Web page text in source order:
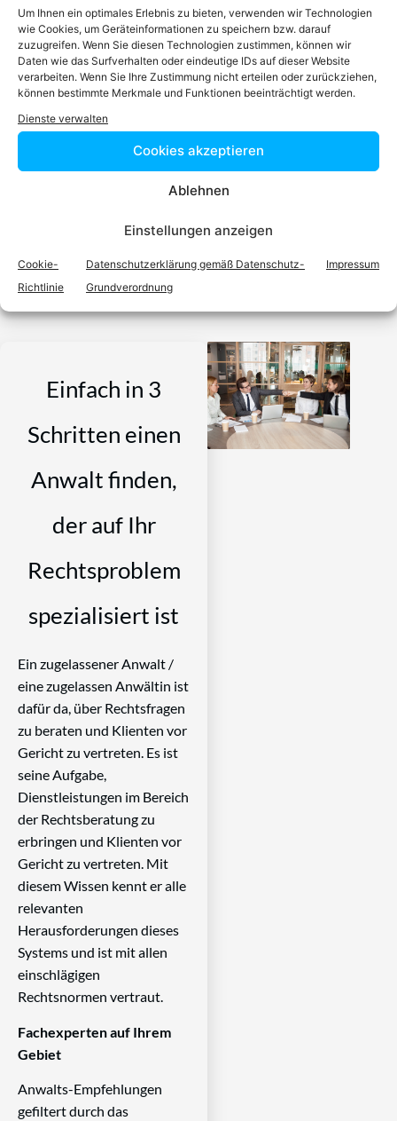
Um Ihnen ein optimales Erlebnis zu bieten, verwenden wir Technologien
wie Cookies, um Geräteinformationen zu speichern bzw. darauf
zuzugreifen. Wenn Sie diesen Technologien zustimmen, können wir
Daten wie das Surfverhalten oder eindeutige IDs auf dieser Website
verarbeiten. Wenn Sie Ihre Zustimmung nicht erteilen oder zurückziehen,
können bestimmte Merkmale und Funktionen beeinträchtigt werden.
Dienste verwalten
Cookies akzeptieren
Ablehnen
Einstellungen anzeigen
Cookie-
Richtlinie
Datenschutzerklärung gemäß Datenschutz-
Grundverordnung
Impressum
RA Dr. Ermano GEUER
Zum Profil
Podcast
Video-Podcast #69 Katharina Echerer – Verlagsleitung
Recht, Wirtschaft, Steuern facultas Verlag
Einfach in 3
Schritten einen
Anwalt finden,
der auf Ihr
Rechtsproblem
spezialisiert ist
Ein zugelassener Anwalt /
eine zugelassen Anwältin ist
dafür da, über Rechtsfragen
zu beraten und Klienten vor
Gericht zu vertreten. Es ist
seine Aufgabe,
Dienstleistungen im Bereich
der Rechtsberatung zu
erbringen und Klienten vor
Gericht zu vertreten. Mit
diesem Wissen kennt er alle
relevanten
Herausforderungen dieses
Systems und ist mit allen
einschlägigen
Rechtsnormen vertraut.
Fachexperten auf Ihrem
Gebiet
Anwalts-Empfehlungen
gefiltert durch das